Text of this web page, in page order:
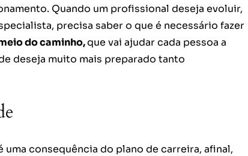
Quando um profissional deseja evoluir,
precisa saber o que é necessário fazer
do caminho,que vai ajudar cada pessoa a
deseja muito mais preparado tanto
uma consequência do plano de carreira, afinal,